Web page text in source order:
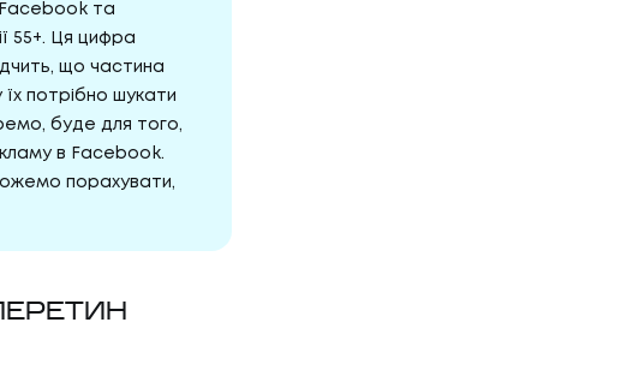
Facebook та
55+. Ця цифра
що частина
потрібно шукати
буде для того,
в Facebook.
порахувати,